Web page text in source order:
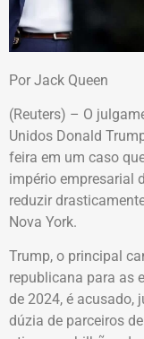
Por Jack Queen
(Reuters) – O
Unidos Donald
feira em um caso
império empresarial
reduzir
Nova York.
Trump, o principal
republicana para as
de 2024, é acusado,
dúzia de parceiros